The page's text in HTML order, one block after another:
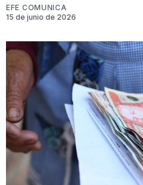
EFE COMUNICA
15 de junio de 2026